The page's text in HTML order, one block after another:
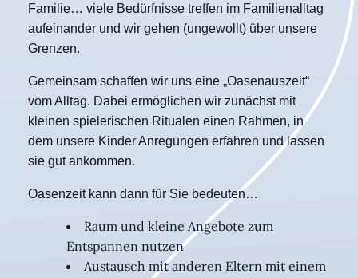
Familie… viele Bedürfnisse treffen im Familienalltag
aufeinander und wir gehen (ungewollt) über unsere
Grenzen.
Gemeinsam schaffen wir uns eine „Oasenauszeit“
vom Alltag. Dabei ermöglichen wir zunächst mit
kleinen spielerischen Ritualen einen Rahmen, in
dem unsere Kinder Anregungen erfahren und lassen
sie gut ankommen.
Oasenzeit kann dann für Sie bedeuten…
Raum und kleine Angebote zum
Entspannen nutzen
Austausch mit anderen Eltern mit einem